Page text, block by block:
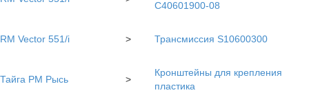
С40601900-08
RM Vector 551/i > Трансмиссия S10600300
Тайга РМ Рысь >
Кронштейны для крепления
пластика